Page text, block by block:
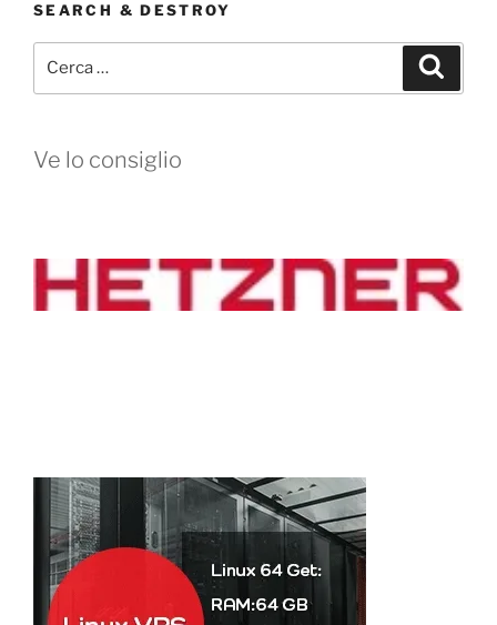
SEARCH & DESTROY
Ve lo consiglio